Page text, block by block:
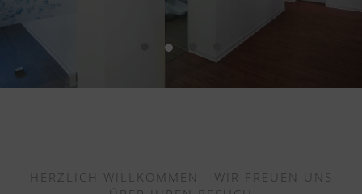
HERZLICH WILLKOMMEN - WIR FREUEN UNS